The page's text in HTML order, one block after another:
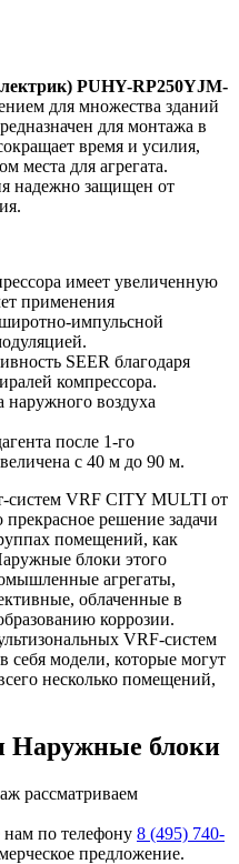
PUHY-RP250YJM-
для множества зданий
для монтажа в
время и усилия,
места для агрегата.
надежно защищен от
имеет увеличенную
применения
импульсной
SEER благодаря
компрессора.
наружного воздуха
после 1-го
с 40 м до 90 м.
систем VRF CITY MULTI от
решение задачи
помещений, как
блоки этого
агрегаты,
облаченные в
коррозии.
VRF-систем
модели, которые могут
несколько помещений,
Наружные блоки
рассматриваем
по телефону 8 (495) 740-
предложение.